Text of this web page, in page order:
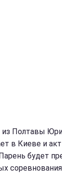
из Полтавы
в Киеве и
будет